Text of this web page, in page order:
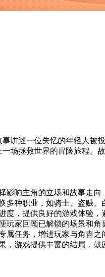
讲述一位失忆的年轻人
场拯救世界的冒险旅程。
影响主角的立场和故事走
多种职业，如骑士、盗贼
度，提供良好的游戏体验，
玩家回顾已解锁的场景和角
属任务，增进玩家与角啬之
，游戏提供丰富的结局，鼓